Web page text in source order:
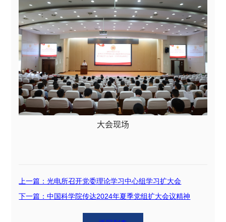
大会现场
上一篇：光电所召开党委理论学习中心组学习扩大会
下一篇：中国科学院传达2024年夏季党组扩大会议精神